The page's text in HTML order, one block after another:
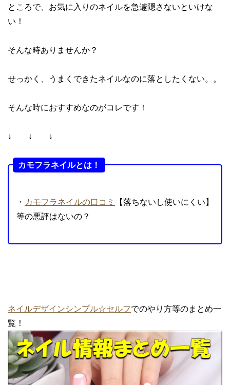
ところで、お気に入りのネイルを急遽隠さないといけな
い！
そんな時ありませんか？
せっかく、うまくできたネイルなのに落としたくない。。
そんな時におすすめなのがコレです！
↓ ↓ ↓
カモフラネイルとは！
・ カモフラネイルの口コミ
【落ちないし使いにくい】
等の悪評はないの？
ネイルデザインシンプル☆セルフでのやり方等のまとめ一
覧！